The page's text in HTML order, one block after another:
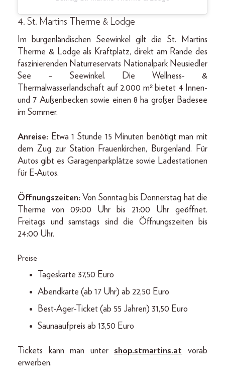
4. St. Martins Therme & Lodge
Im burgenländischen Seewinkel gilt die St. Martins
Therme & Lodge als Kraftplatz, direkt am Rande des
faszinierenden Naturreservats Nationalpark Neusiedler
See – Seewinkel. Die Wellness- &
Thermalwasserlandschaft auf 2.000 m² bietet 4 Innen-
und 7 Außenbecken sowie einen 8 ha großer Badesee
im Sommer.
Anreise: Etwa 1 Stunde 15 Minuten benötigt man mit
dem Zug zur Station Frauenkirchen, Burgenland. Für
Autos gibt es Garagenparkplätze sowie Ladestationen
für E-Autos.
Öffnungszeiten: Von Sonntag bis Donnerstag hat die
Therme von 09:00 Uhr bis 21:00 Uhr geöffnet.
Freitags und samstags sind die Öffnungszeiten bis
24:00 Uhr.
Preise
Tageskarte 37,50 Euro
Abendkarte (ab 17 Uhr) ab 22,50 Euro
Best-Ager-Ticket (ab 55 Jahren) 31,50 Euro
Saunaaufpreis ab 13,50 Euro
Tickets kann man untershop.stmartins.at vorab
erwerben.